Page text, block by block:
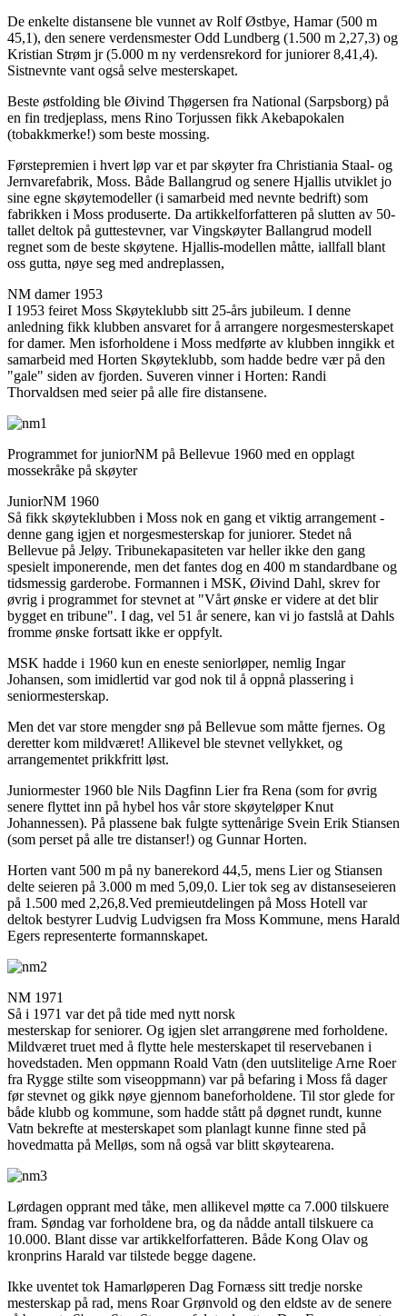
De enkelte distansene ble vunnet av Rolf Østbye, Hamar (500 m
45,1), den senere verdensmester Odd Lundberg (1.500 m 2,27,3) og
Kristian Strøm jr (5.000 m ny verdensrekord for juniorer 8,41,4).
Sistnevnte vant også selve mesterskapet.
Beste østfolding ble Øivind Thøgersen fra National (Sarpsborg) på
en fin tredjeplass, mens Rino Torjussen fikk Akebapokalen
(tobakkmerke!) som beste mossing.
Førstepremien i hvert løp var et par skøyter fra Christiania Staal- og
Jernvarefabrik, Moss. Både Ballangrud og senere Hjallis utviklet jo
sine egne skøytemodeller (i samarbeid med nevnte bedrift) som
fabrikken i Moss produserte. Da artikkelforfatteren på slutten av 50-
tallet deltok på guttestevner, var Vingskøyter Ballangrud modell
regnet som de beste skøytene. Hjallis-modellen måtte, iallfall blant
oss gutta, nøye seg med andreplassen,
NM damer 1953
I 1953 feiret Moss Skøyteklubb sitt 25-års jubileum. I denne
anledning fikk klubben ansvaret for å arrangere norgesmesterskapet
for damer. Men isforholdene i Moss medførte av klubben inngikk et
samarbeid med Horten Skøyteklubb, som hadde bedre vær på den
"gale" siden av fjorden. Suveren vinner i Horten: Randi
Thorvaldsen med seier på alle fire distansene.
Programmet for juniorNM på Bellevue 1960 med en opplagt
mossekråke på skøyter
JuniorNM 1960
Så fikk skøyteklubben i Moss nok en gang et viktig arrangement -
denne gang igjen et norgesmesterskap for juniorer. Stedet nå
Bellevue på Jeløy. Tribunekapasiteten var heller ikke den gang
spesielt imponerende, men det fantes dog en 400 m standardbane og
tidsmessig garderobe. Formannen i MSK, Øivind Dahl, skrev for
øvrig i programmet for stevnet at "Vårt ønske er videre at det blir
bygget en tribune". I dag, vel 51 år senere, kan vi jo fastslå at Dahls
fromme ønske fortsatt ikke er oppfylt.
MSK hadde i 1960 kun en eneste seniorløper, nemlig Ingar
Johansen, som imidlertid var god nok til å oppnå plassering i
seniormesterskap.
Men det var store mengder snø på Bellevue som måtte fjernes. Og
deretter kom mildværet! Allikevel ble stevnet vellykket, og
arrangementet prikkfritt løst.
Juniormester 1960 ble Nils Dagfinn Lier fra Rena (som for øvrig
senere flyttet inn på hybel hos vår store skøyteløper Knut
Johannessen). På plassene bak fulgte syttenårige Svein Erik Stiansen
(som perset på alle tre distanser!) og Gunnar Horten.
Horten vant 500 m på ny banerekord 44,5, mens Lier og Stiansen
delte seieren på 3.000 m med 5,09,0. Lier tok seg av distanseseieren
på 1.500 med 2,26,8.Ved premieutdelingen på Moss Hotell var
deltok bestyrer Ludvig Ludvigsen fra Moss Kommune, mens Harald
Egers representerte formannskapet.
NM 1971
Så i 1971 var det på tide med nytt norsk
mesterskap for seniorer. Og igjen slet arrangørene med forholdene.
Mildværet truet med å flytte hele mesterskapet til reservebanen i
hovedstaden. Men oppmann Roald Vatn (den uutslitelige Arne Roer
fra Rygge stilte som viseoppmann) var på befaring i Moss få dager
før stevnet og gikk nøye gjennom baneforholdene. Til stor glede for
både klubb og kommune, som hadde stått på døgnet rundt, kunne
Vatn bekrefte at mesterskapet som planlagt kunne finne sted på
hovedmatta på Melløs, som nå også var blitt skøytearena.
Lørdagen opprant med tåke, men allikevel møtte ca 7.000 tilskuere
fram. Søndag var forholdene bra, og da nådde antall tilskuere ca
10.000. Blant disse var artikkelforfatteren. Både Kong Olav og
kronprins Harald var tilstede begge dagene.
Ikke uventet tok Hamarløperen Dag Fornæss sitt tredje norske
mesterskap på rad, mens Roar Grønvold og den eldste av de senere